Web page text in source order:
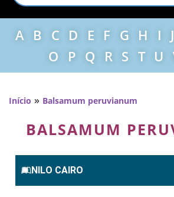
A B C D E F G H I J
O
P Q R S T U
Início » Balsamum peruvianum
BALSAMUM
NILO CAIRO